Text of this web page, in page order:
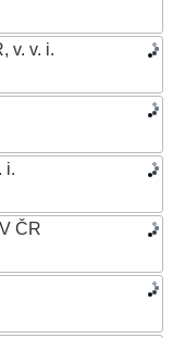
v. v. i.
i.
ČR